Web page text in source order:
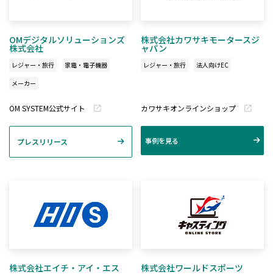
OMデジタルソリューションズ
株式会社
レジャー・旅行
家電・電子機器
メーカー
OM SYSTEM公式サイト
プレスリリース
株式会社カワサキモータースジ
ャパン
レジャー・旅行 法人向けEC
カワサキオンラインショップ
事例を見る
株式会社エイチ・アイ・エス 株式会社ワールドスポーツ